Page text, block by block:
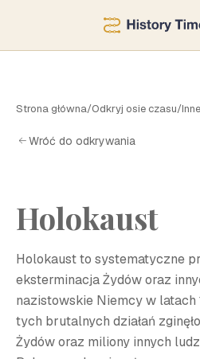
Strona główna/Odkryj osie czasu/Inne
Wróć do odkrywania
Holokaust
Holokaust to systematyczne
eksterminacja Żydów oraz
nazistowskie Niemcy w latach
tych brutalnych działań
Żydów oraz miliony innych